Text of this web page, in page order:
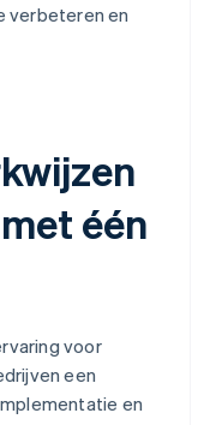
verbeteren en
één
voor
een
en